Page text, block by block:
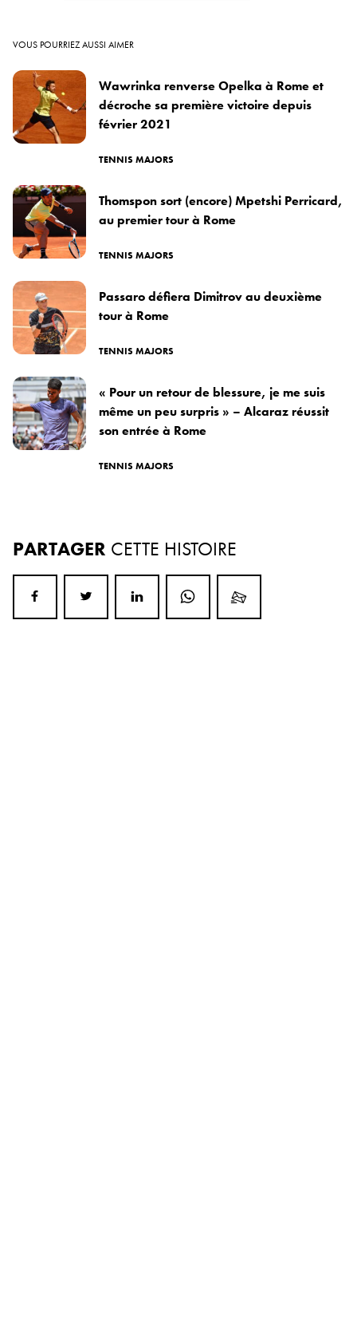
VOUS POURRIEZ AUSSI AIMER
Wawrinka renverse Opelka à Rome et
décroche sa première victoire depuis
février 2021
TENNIS MAJORS
Thomspon sort (encore) Mpetshi Perricard,
au premier tour à Rome
TENNIS MAJORS
Passaro défiera Dimitrov au deuxième
tour à Rome
TENNIS MAJORS
« Pour un retour de blessure, je me suis
même un peu surpris » – Alcaraz réussit
son entrée à Rome
TENNIS MAJORS
PARTAGER CETTE HISTOIRE